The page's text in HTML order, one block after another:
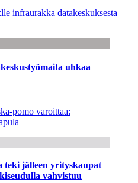
infraurakka datakeskuksesta –
uhkaa
pomo varoittaa:
teki jälleen yrityskaupat
vahvistuu